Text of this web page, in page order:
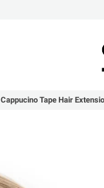
Cappucino Tape Hair